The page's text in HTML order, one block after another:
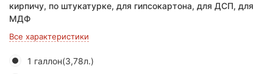
кирпичу, по штукатурке, для гипсокартона, для ДСП, для
МДФ
Все характеристики
1 галлон(3,78л.)